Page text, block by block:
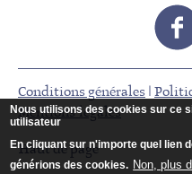
Conditions générales |
Mentions légales
Haut de page
Nous utilisons des cookies sur ce
utilisateur
En cliquant sur n'importe quel lien
générions des cookies. Non, plus